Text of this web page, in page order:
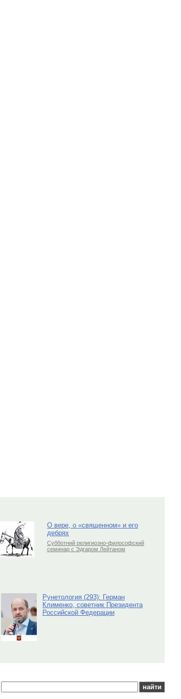
О вере, о «священном» и его
дебрях
Субботний религиозно-философский
семинар с Эдгаром Лейтаном
Рунетология (293): Герман
Клименко, советник Президента
Российской Федерации